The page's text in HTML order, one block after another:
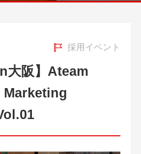
採用イベント
大阪】Ateam